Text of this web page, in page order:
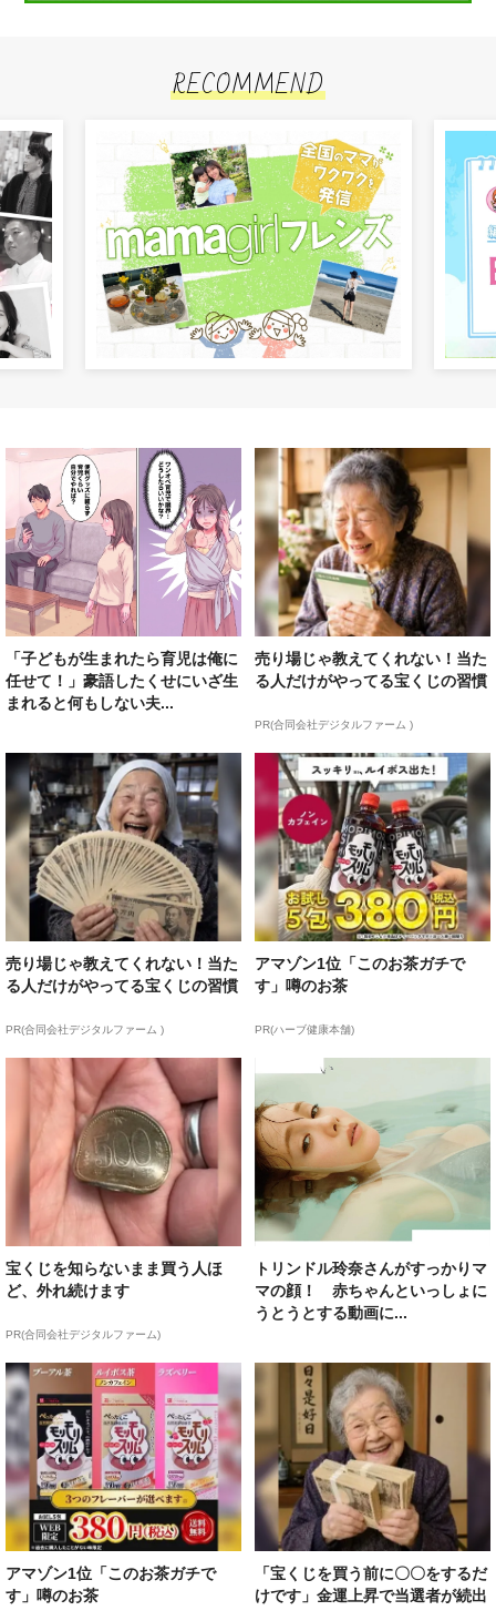
RECOMMEND
「子どもが生まれたら育児は俺に
任せて！」豪語したくせにいざ生
まれると何もしない夫...
売り場じゃ教えてくれない！当た
る人だけがやってる宝くじの習慣
PR(合同会社デジタルファーム )
売り場じゃ教えてくれない！当た
る人だけがやってる宝くじの習慣
PR(合同会社デジタルファーム )
アマゾン1位「このお茶ガチで
す」噂のお茶
PR(ハーブ健康本舗)
宝くじを知らないまま買う人ほ
ど、外れ続けます
PR(合同会社デジタルファーム)
トリンドル玲奈さんがすっかりマ
マの顔！ 赤ちゃんといっしょに
うとうとする動画に...
アマゾン1位「このお茶ガチで
す」噂のお茶
「宝くじを買う前に〇〇をするだ
けです」金運上昇で当選者が続出